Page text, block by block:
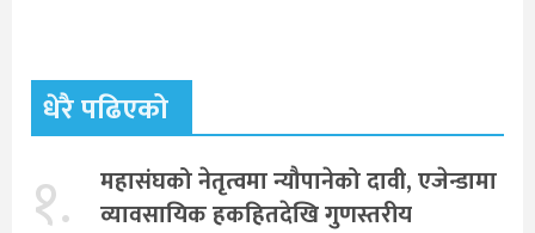
धेरै पढिएको
१.
महासंघको नेतृत्वमा न्यौपानेको दावी, एजेन्डामा
व्यावसायिक हकहितदेखि गुणस्तरीय